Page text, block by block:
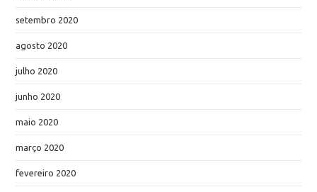
setembro 2020
agosto 2020
julho 2020
junho 2020
maio 2020
março 2020
fevereiro 2020